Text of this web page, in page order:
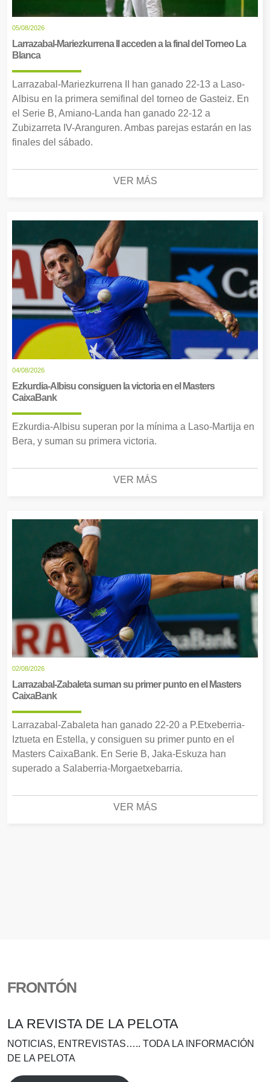
05/08/2026
Larrazabal-Mariezkurrena II acceden a la final del Torneo La
Blanca
Larrazabal-Mariezkurrena II han ganado 22-13 a Laso-
Albisu en la primera semifinal del torneo de Gasteiz. En
el Serie B, Amiano-Landa han ganado 22-12 a
Zubizarreta IV-Aranguren. Ambas parejas estarán en las
finales del sábado.
VER MÁS
04/08/2026
Ezkurdia-Albisu consiguen la victoria en el Masters
CaixaBank
Ezkurdia-Albisu superan por la mínima a Laso-Martija en
Bera, y suman su primera victoria.
VER MÁS
02/08/2026
Larrazabal-Zabaleta suman su primer punto en el Masters
CaixaBank
Larrazabal-Zabaleta han ganado 22-20 a P.Etxeberria-
Iztueta en Estella, y consiguen su primer punto en el
Masters CaixaBank. En Serie B, Jaka-Eskuza han
superado a Salaberria-Morgaetxebarria.
VER MÁS
FRONTÓN
LA REVISTA DE LA PELOTA
NOTICIAS, ENTREVISTAS….. TODA LA INFORMACIÓN
DE LA PELOTA